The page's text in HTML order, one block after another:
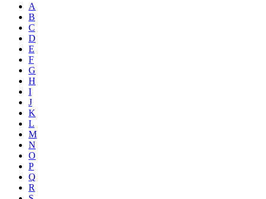
A
B
C
D
E
F
G
H
I
J
K
L
M
N
O
P
Q
R